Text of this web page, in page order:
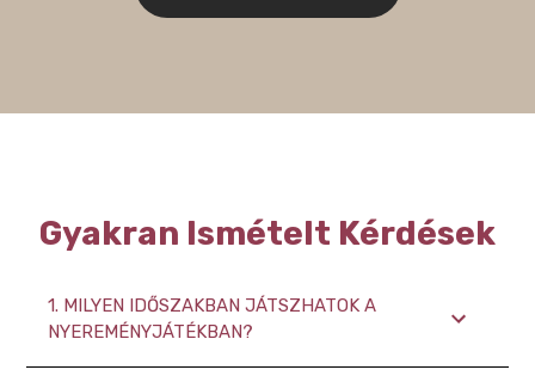
Gyakran Ismételt Kérdések
1. MILYEN IDŐSZAKBAN JÁTSZHATOK A
NYEREMÉNYJÁTÉKBAN?